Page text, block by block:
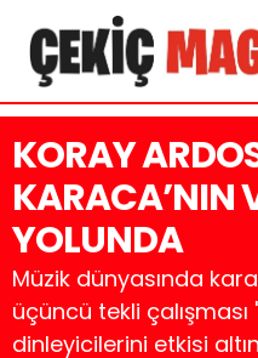
KORAY
KARACA’NIN
YOLUNDA
Müzik dünyasında
üçüncü tekli çalışması
dinleyicilerini etkisi